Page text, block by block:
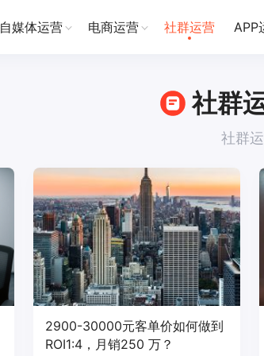
自媒体运营 电商运营 社群运营 APP
社群
社群
2900-30000元客单价如何做到
ROI1:4，月销250 万？